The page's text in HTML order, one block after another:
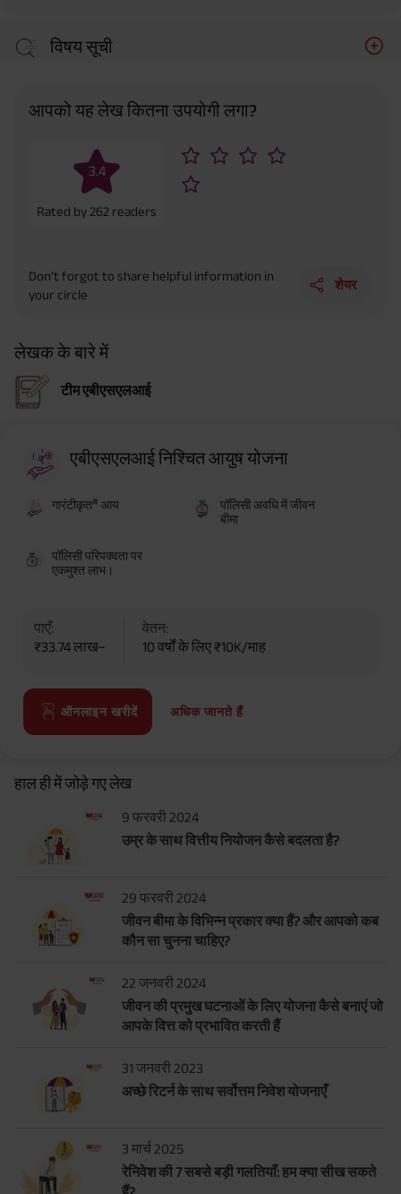
विषय सूची
आपको यह लेख कितना उपयोगी लगा?
3.4
Rated by 262 readers
Don’t forgot to share helpful information in
your circle
शेयर
लेखक के बारे में
टीम एबीएसएलआई
एबीएसएलआई निश्चित आयुष योजना
गारंटीकृत# आय
पॉलिसी अवधि में जीवन
बीमा
पॉलिसी परिपक्वता पर
एकमुश्त लाभ।
पाएँ:
₹33.74 लाख~
वेतन:
10 वर्षों के लिए ₹10K/माह
ऑनलाइन खरीदें अधिक जानते हैं
हाल ही में जोड़े गए लेख
9 फरवरी 2024
उम्र के साथ वित्तीय नियोजन कैसे बदलता है?
29 फरवरी 2024
जीवन बीमा के विभिन्न प्रकार क्या हैं? और आपको कब
कौन सा चुनना चाहिए?
22 जनवरी 2024
जीवन की प्रमुख घटनाओं के लिए योजना कैसे बनाएं जो
आपके वित्त को प्रभावित करती हैं
31 जनवरी 2023
अच्छे रिटर्न के साथ सर्वोत्तम निवेश योजनाएँ
3 मार्च 2025
रेनिवेश की 7 सबसे बड़ी गलतियाँ: हम क्या सीख सकते